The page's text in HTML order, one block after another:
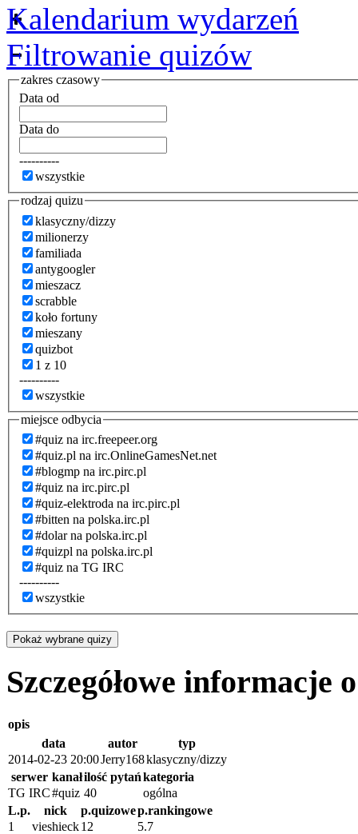
Kalendarium wydarzeń
Filtrowanie quizów
zakres czasowy
Data od
Data do
----------
wszystkie
rodzaj quizu
klasyczny/dizzy
milionerzy
familiada
antygoogler
mieszacz
scrabble
koło fortuny
mieszany
quizbot
1 z 10
----------
wszystkie
miejsce odbycia
#quiz na irc.freepeer.org
#quiz.pl na irc.OnlineGamesNet.net
#blogmp na irc.pirc.pl
#quiz na irc.pirc.pl
#quiz-elektroda na irc.pirc.pl
#bitten na polska.irc.pl
#dolar na polska.irc.pl
#quizpl na polska.irc.pl
#quiz na TG IRC
----------
wszystkie
Pokaż wybrane quizy
Szczegółowe informacje
opis
data
autor
typ
2014-02-23 20:00Jerry168klasyczny/dizzy
serwer kanałilość pytańkategoria
TG IRC#quiz 40
ogólna
L.p.
nick p.quizowep.rankingowe
1
vieshieck12
5.7